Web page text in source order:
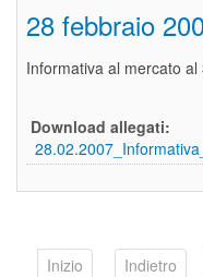
28 febbraio
Informativa al mercato
Download allegati:
Inizio Indietro